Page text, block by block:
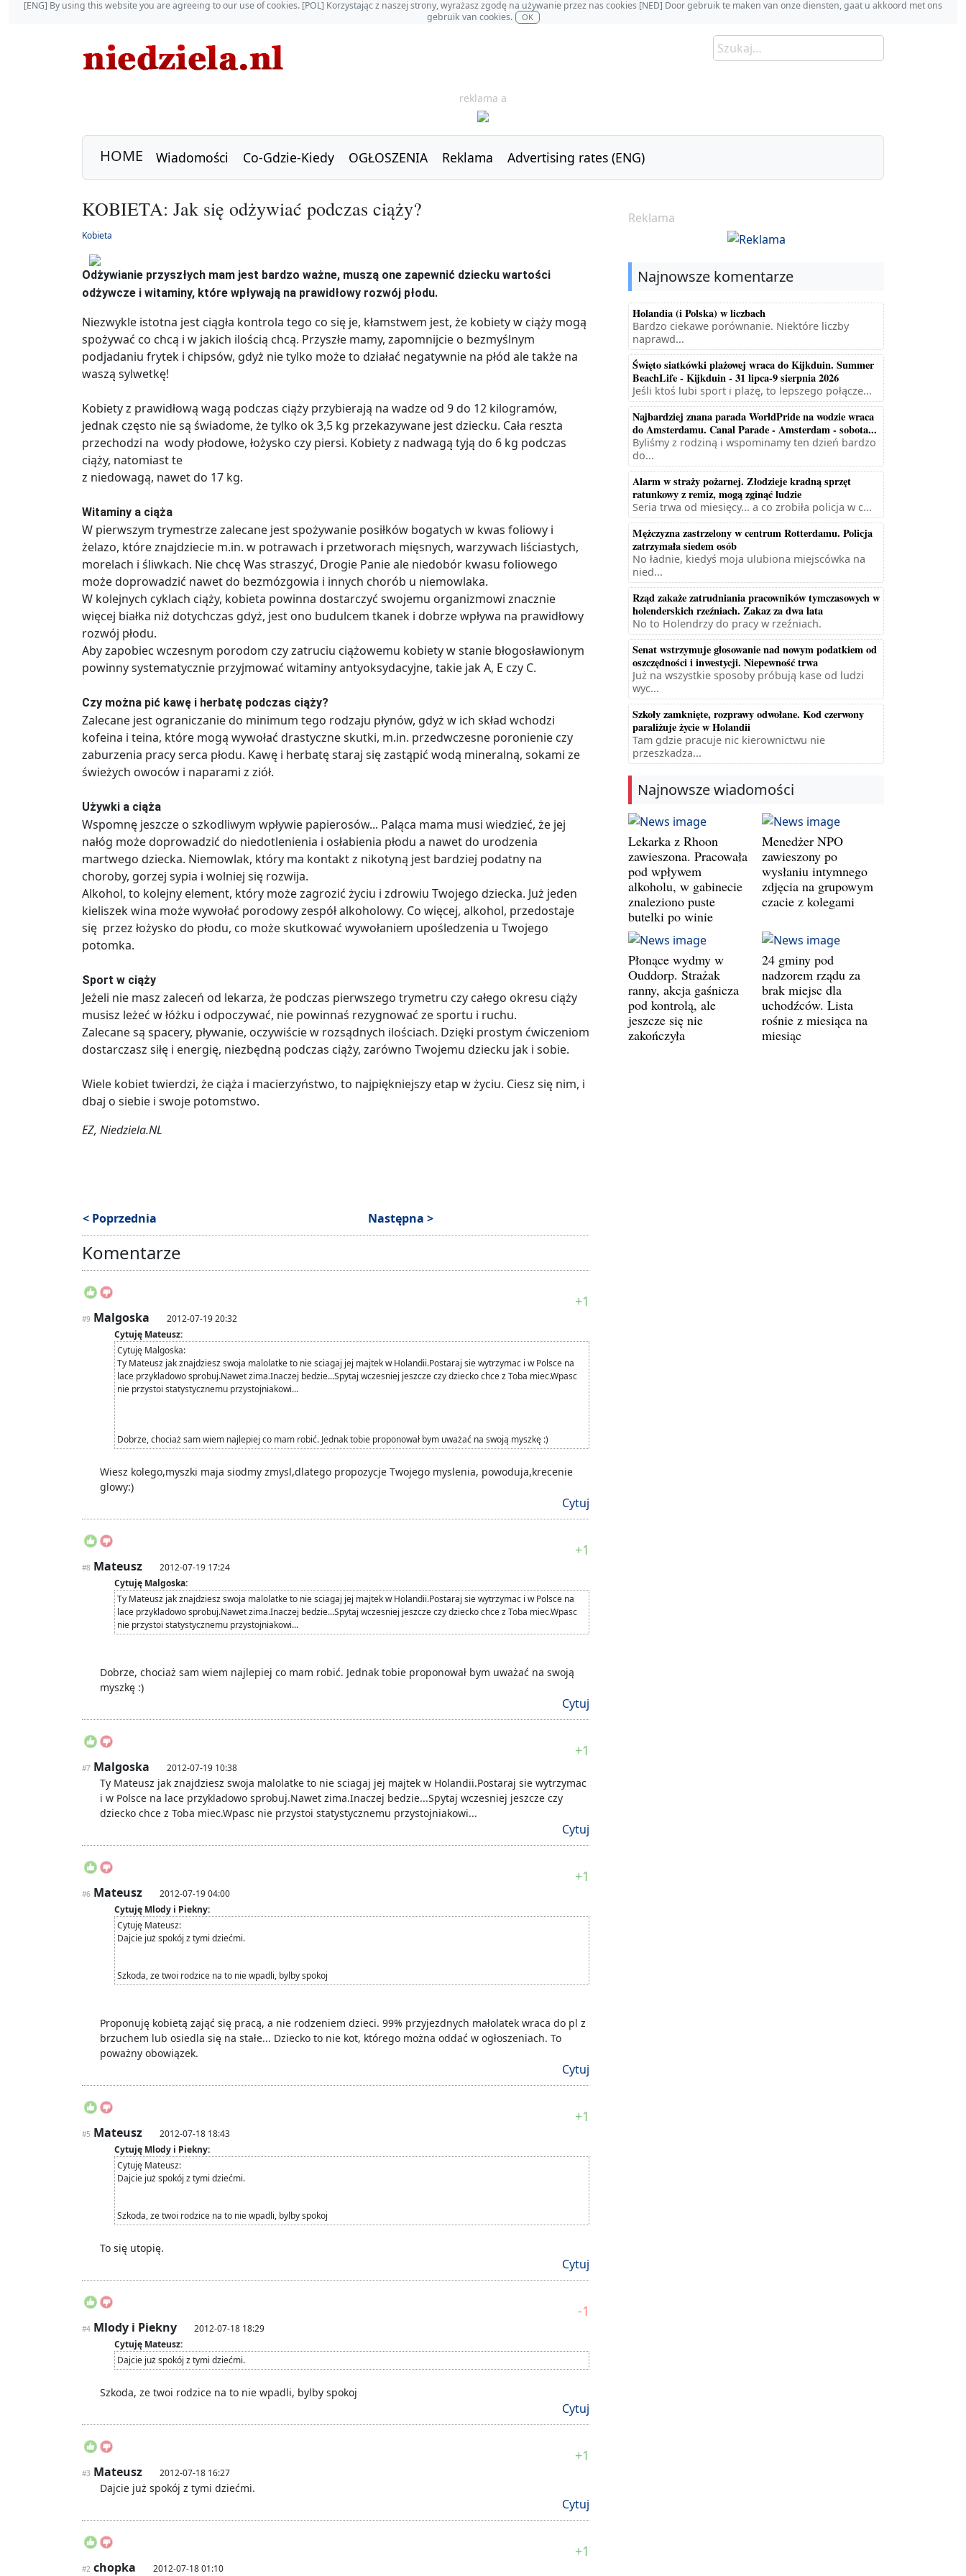
[ENG] By using this website you are agreeing to our use of cookies. [POL] Korzystając z naszej strony, wyrażasz zgodę na używanie przez nas cookies [NED] Door gebruik te maken van onze diensten, gaat u akkoord met ons
gebruik van cookies.
OK
reklama a
HOME Wiadomości Co-Gdzie-Kiedy OGŁOSZENIA Reklama Advertising rates (ENG)
KOBIETA: Jak się odżywiać podczas ciąży?
Kobieta
Odżywianie przyszłych mam jest bardzo ważne, muszą one zapewnić dziecku wartości
odżywcze i witaminy, które wpływają na prawidłowy rozwój płodu.
Niezwykle istotna jest ciągła kontrola tego co się je, kłamstwem jest, że kobiety w ciąży mogą
spożywać co chcą i w jakich ilością chcą. Przyszłe mamy, zapomnijcie o bezmyślnym
podjadaniu frytek i chipsów, gdyż nie tylko może to działać negatywnie na płód ale także na
waszą sylwetkę!
Kobiety z prawidłową wagą podczas ciąży przybierają na wadze od 9 do 12 kilogramów,
jednak często nie są świadome, że tylko ok 3,5 kg przekazywane jest dziecku. Cała reszta
przechodzi na wody płodowe, łożysko czy piersi. Kobiety z nadwagą tyją do 6 kg podczas
ciąży, natomiast te
z niedowagą, nawet do 17 kg.
Witaminy a ciąża
W pierwszym trymestrze zalecane jest spożywanie posiłków bogatych w kwas foliowy i
żelazo, które znajdziecie m.in. w potrawach i przetworach mięsnych, warzywach liściastych,
morelach i śliwkach. Nie chcę Was straszyć, Drogie Panie ale niedobór kwasu foliowego
może doprowadzić nawet do bezmózgowia i innych chorób u niemowlaka.
W kolejnych cyklach ciąży, kobieta powinna dostarczyć swojemu organizmowi znacznie
więcej białka niż dotychczas gdyż, jest ono budulcem tkanek i dobrze wpływa na prawidłowy
rozwój płodu.
Aby zapobiec wczesnym porodom czy zatruciu ciążowemu kobiety w stanie błogosławionym
powinny systematycznie przyjmować witaminy antyoksydacyjne, takie jak A, E czy C.
Czy można pić kawę i herbatę podczas ciąży?
Zalecane jest ograniczanie do minimum tego rodzaju płynów, gdyż w ich skład wchodzi
kofeina i teina, które mogą wywołać drastyczne skutki, m.in. przedwczesne poronienie czy
zaburzenia pracy serca płodu. Kawę i herbatę staraj się zastąpić wodą mineralną, sokami ze
świeżych owoców i naparami z ziół.
Używki a ciąża
Wspomnę jeszcze o szkodliwym wpływie papierosów... Paląca mama musi wiedzieć, że jej
nałóg może doprowadzić do niedotlenienia i osłabienia płodu a nawet do urodzenia
martwego dziecka. Niemowlak, który ma kontakt z nikotyną jest bardziej podatny na
choroby, gorzej sypia i wolniej się rozwija.
Alkohol, to kolejny element, który może zagrozić życiu i zdrowiu Twojego dziecka. Już jeden
kieliszek wina może wywołać porodowy zespół alkoholowy. Co więcej, alkohol, przedostaje
się przez łożysko do płodu, co może skutkować wywołaniem upośledzenia u Twojego
potomka.
Sport w ciąży
Jeżeli nie masz zaleceń od lekarza, że podczas pierwszego trymetru czy całego okresu ciąży
musisz leżeć w łóżku i odpoczywać, nie powinnaś rezygnować ze sportu i ruchu.
Zalecane są spacery, pływanie, oczywiście w rozsądnych ilościach. Dzięki prostym ćwiczeniom
dostarczasz siłę i energię, niezbędną podczas ciąży, zarówno Twojemu dziecku jak i sobie.
Wiele kobiet twierdzi, że ciąża i macierzyństwo, to najpiękniejszy etap w życiu. Ciesz się nim, i
dbaj o siebie i swoje potomstwo.
EZ, Niedziela.NL
< Poprzednia Następna >
Komentarze
+1
#9 Malgoska
2012-07-19 20:32
Cytuję Mateusz:
Cytuję Malgoska:
Ty Mateusz jak znajdziesz swoja malolatke to nie sciagaj jej majtek w Holandii.Postaraj sie wytrzymac i w Polsce na
lace przykladowo sprobuj.Nawet zima.Inaczej bedzie...Spytaj wczesniej jeszcze czy dziecko chce z Toba miec.Wpasc
nie przystoi statystycznemu przystojniakowi...
Dobrze, chociaż sam wiem najlepiej co mam robić. Jednak tobie proponował bym uważać na swoją myszkę :)
Wiesz kolego,myszki maja siodmy zmysl,dlatego propozycje Twojego myslenia, powoduja,krecenie
glowy:)
Cytuj
+1
#8 Mateusz
2012-07-19 17:24
Cytuję Malgoska:
Ty Mateusz jak znajdziesz swoja malolatke to nie sciagaj jej majtek w Holandii.Postaraj sie wytrzymac i w Polsce na
lace przykladowo sprobuj.Nawet zima.Inaczej bedzie...Spytaj wczesniej jeszcze czy dziecko chce z Toba miec.Wpasc
nie przystoi statystycznemu przystojniakowi...
Dobrze, chociaż sam wiem najlepiej co mam robić. Jednak tobie proponował bym uważać na swoją
myszkę :)
Cytuj
+1
#7 Malgoska 2012-07-19 10:38
Ty Mateusz jak znajdziesz swoja malolatke to nie sciagaj jej majtek w Holandii.Postaraj sie wytrzymac
i w Polsce na lace przykladowo sprobuj.Nawet zima.Inaczej bedzie...Spytaj wczesniej jeszcze czy
dziecko chce z Toba miec.Wpasc nie przystoi statystycznemu przystojniakowi...
Cytuj
+1
#6 Mateusz
2012-07-19 04:00
Cytuję Mlody i Piekny:
Cytuję Mateusz:
Dajcie już spokój z tymi dziećmi.
Szkoda, ze twoi rodzice na to nie wpadli, bylby spokoj
Proponuję kobietą zająć się pracą, a nie rodzeniem dzieci. 99% przyjezdnych małolatek wraca do pl z
brzuchem lub osiedla się na stałe... Dziecko to nie kot, którego można oddać w ogłoszeniach. To
poważny obowiązek.
Cytuj
+1
#5 Mateusz
2012-07-18 18:43
Cytuję Mlody i Piekny:
Cytuję Mateusz:
Dajcie już spokój z tymi dziećmi.
Szkoda, ze twoi rodzice na to nie wpadli, bylby spokoj
To się utopię.
Cytuj
-1
#4 Mlody i Piekny
2012-07-18 18:29
Cytuję Mateusz:
Dajcie już spokój z tymi dziećmi.
Szkoda, ze twoi rodzice na to nie wpadli, bylby spokoj
Cytuj
+1
#3 Mateusz 2012-07-18 16:27
Dajcie już spokój z tymi dziećmi.
Cytuj
+1
#2 chopka 2012-07-18 01:10
Reklama
Najnowsze komentarze
Holandia (i Polska) w liczbach
Bardzo ciekawe porównanie. Niektóre liczby
naprawd...
Święto siatkówki plażowej wraca do Kijkduin. Summer
BeachLife - Kijkduin - 31 lipca-9 sierpnia 2026
Jeśli ktoś lubi sport i plażę, to lepszego połącze...
Najbardziej znana parada WorldPride na wodzie wraca
do Amsterdamu. Canal Parade - Amsterdam - sobota...
Byliśmy z rodziną i wspominamy ten dzień bardzo
do...
Alarm w straży pożarnej. Złodzieje kradną sprzęt
ratunkowy z remiz, mogą zginąć ludzie
Seria trwa od miesięcy... a co zrobiła policja w c...
Mężczyzna zastrzelony w centrum Rotterdamu. Policja
zatrzymała siedem osób
No ładnie, kiedyś moja ulubiona miejscówka na
nied...
Rząd zakaże zatrudniania pracowników tymczasowych w
holenderskich rzeźniach. Zakaz za dwa lata
No to Holendrzy do pracy w rzeźniach.
Senat wstrzymuje głosowanie nad nowym podatkiem od
oszczędności i inwestycji. Niepewność trwa
Już na wszystkie sposoby próbują kase od ludzi
wyc...
Szkoły zamknięte, rozprawy odwołane. Kod czerwony
paraliżuje życie w Holandii
Tam gdzie pracuje nic kierownictwu nie
przeszkadza...
Najnowsze wiadomości
Lekarka z Rhoon
zawieszona. Pracowała
pod wpływem
alkoholu, w gabinecie
znaleziono puste
butelki po winie
Menedżer NPO
zawieszony po
wysłaniu intymnego
zdjęcia na grupowym
czacie z kolegami
Płonące wydmy w
Ouddorp. Strażak
ranny, akcja gaśnicza
pod kontrolą, ale
jeszcze się nie
zakończyła
24 gminy pod
nadzorem rządu za
brak miejsc dla
uchodźców. Lista
rośnie z miesiąca na
miesiąc